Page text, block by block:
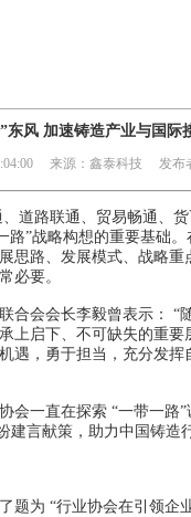
东风 加速铸造产业与国际
来源：鑫泰科技 发布
道路联通、贸易畅通、
”战略构想的重要基础
思路、发展模式、战略重
必要。
会会长李毅曾表示： “
上启下、不可缺失的重
遇，勇于担当，充分发挥
一直在探索 “一带一路”
言献策，助力中国铸造
为 “行业协会在引领企